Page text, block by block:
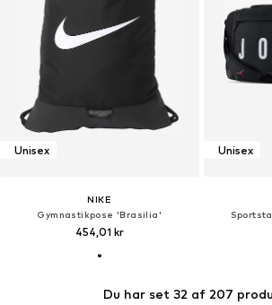
Unisex
NIKE
Gymnastikpose 'Brasilia'
454,01 kr
Unisex
Du har set 32 af 207